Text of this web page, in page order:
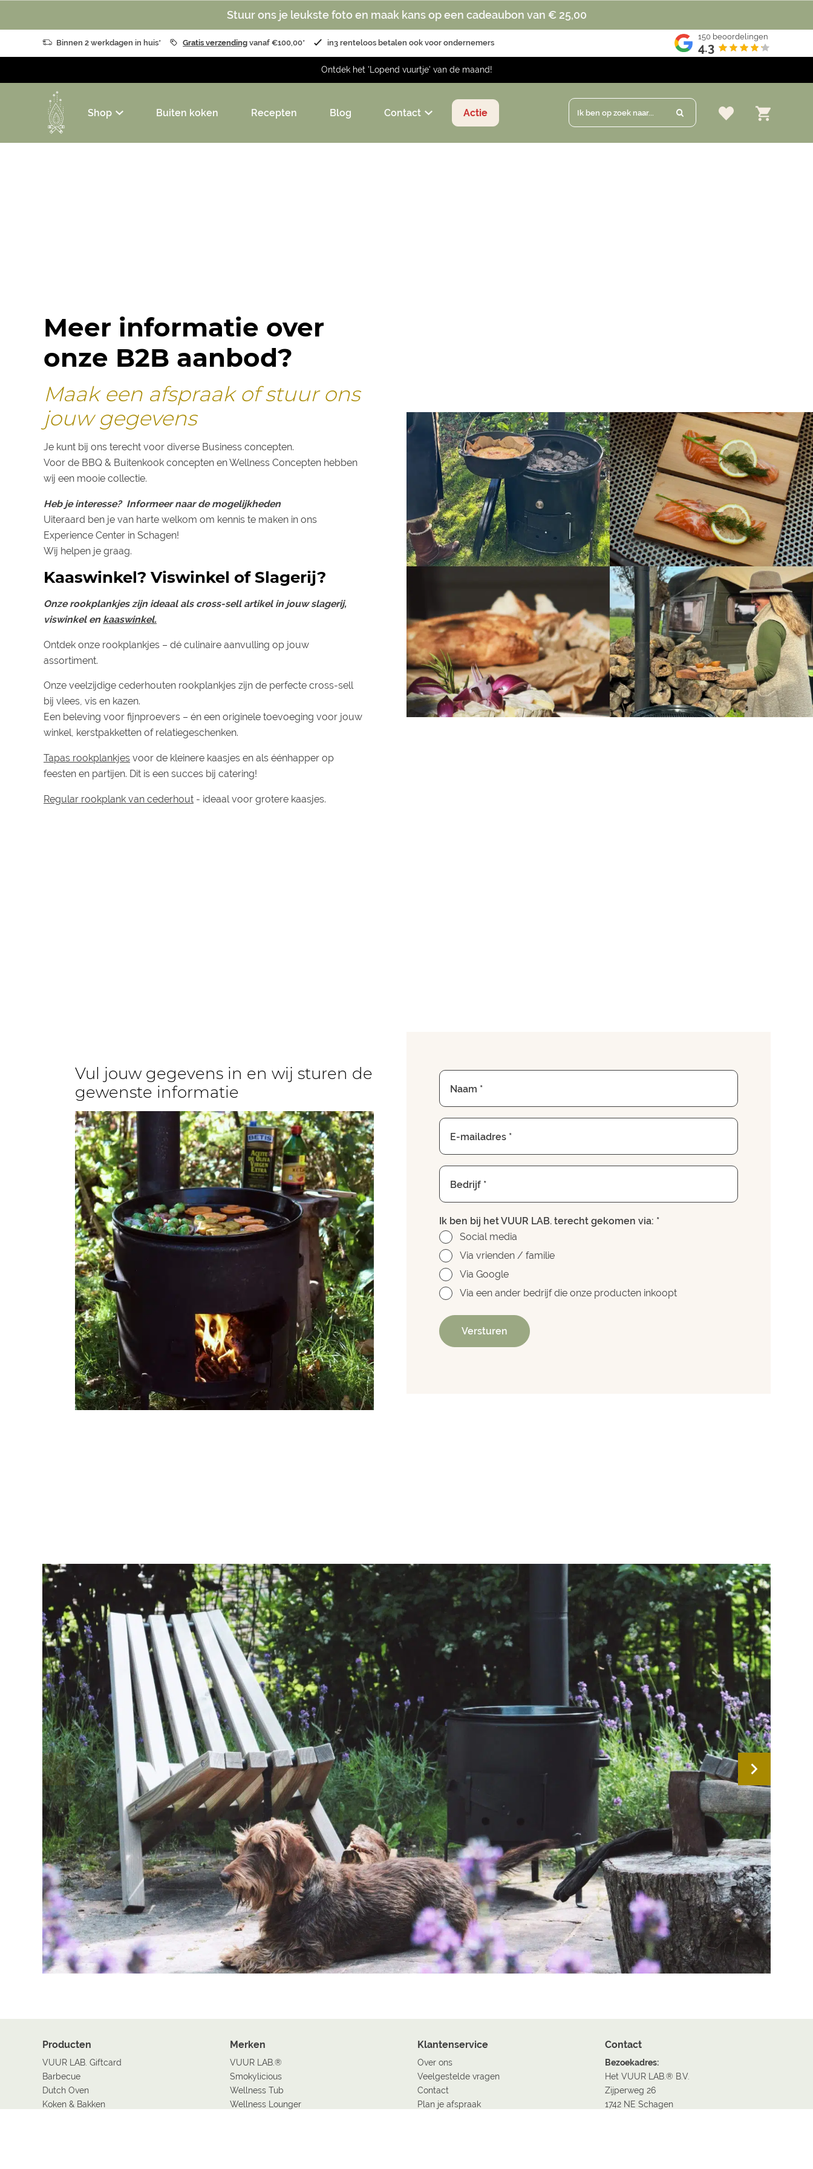
Stuur ons je leukste foto en maak kans op een cadeaubon van € 25,00
Binnen 2 werkdagen in huis* Gratis verzending vanaf €100,00* in3 renteloos betalen ook voor ondernemers
150beoordelingen
4.3
Ontdek het 'Lopend vuurtje' van de maand!
Shop Buiten koken Recepten Blog Contact Actie Ik ben op zoek naar...
Meer informatie over
onze B2B aanbod?
Maak een afspraak of stuur ons
jouw gegevens
Je kunt bij ons terecht voor diverse Business concepten.
Voor de BBQ & Buitenkook concepten en Wellness Concepten hebben
wij een mooie collectie.
Heb je interesse? Informeer naar de mogelijkheden
Uiteraard ben je van harte welkom om kennis te maken in ons
Experience Center in Schagen!
Wij helpen je graag.
Kaaswinkel? Viswinkel of Slagerij?
Onze rookplankjes zijn ideaal als cross-sell artikel in jouw slagerij,
viswinkel en kaaswinkel.
Ontdek onze rookplankjes – dé culinaire aanvulling op jouw
assortiment.
Onze veelzijdige cederhouten rookplankjes zijn de perfecte cross-sell
bij vlees, vis en kazen.
Een beleving voor fijnproevers – én een originele toevoeging voor jouw
winkel, kerstpakketten of relatiegeschenken.
Tapas rookplankjes voor de kleinere kaasjes en als éénhapper op
feesten en partijen. Dit is een succes bij catering!
Regular rookplank van cederhout - ideaal voor grotere kaasjes.
Vul jouw gegevens in en wij sturen de
gewenste informatie
Naam *
E-mailadres *
Bedrijf *
Ik ben bij het VUUR LAB. terecht gekomen via: *
Social media
Via vrienden / familie
Via Google
Via een ander bedrijf die onze producten inkoopt
Versturen
Producten
VUUR LAB. Giftcard
Barbecue
Dutch Oven
Koken & Bakken
Merken
VUUR LAB.®
Smokylicious
Wellness Tub
Wellness Lounger
Klantenservice
Over ons
Veelgestelde vragen
Contact
Plan je afspraak
Contact
Bezoekadres:
Het VUUR LAB.® B.V.
Zijperweg 26
1742 NE Schagen